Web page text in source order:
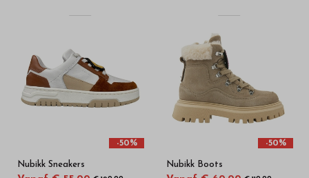
-50%
Nubikk Sneakers
-50%
Nubikk Boots